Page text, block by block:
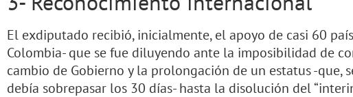
El exdiputado recibió, inicialmente, el apoyo de casi 60
Colombia- que se fue diluyendo ante la imposibilidad de
cambio de Gobierno y la prolongación de un estatus -que,
debía sobrepasar los 30 días- hasta la disolución del